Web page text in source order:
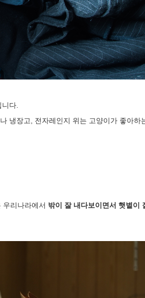
다.
냉장고, 전자레인지 위는 고양이가 좋아하
리나라에서 밖이 잘 내다보이면서 햇볕이